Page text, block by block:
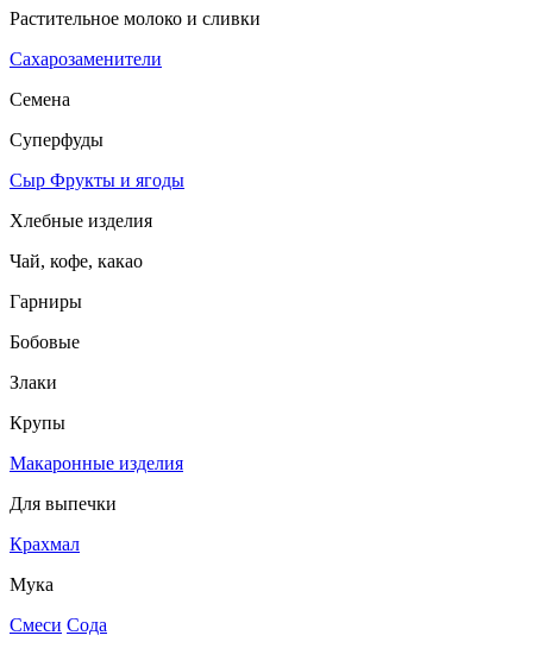
Растительное молоко и сливки
Сахарозаменители
Семена
Суперфуды
Сыр Фрукты и ягоды
Хлебные изделия
Чай, кофе, какао
Гарниры
Бобовые
Злаки
Крупы
Макаронные изделия
Для выпечки
Крахмал
Мука
Смеси Сода